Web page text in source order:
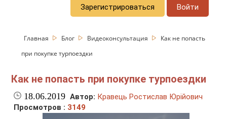
Зарегистрироваться Войти
Главная Блог Видеоконсультация
Как не попасть
при покупке турпоездки
Как не попасть при покупке турпоездки
18.06.2019 Автор: Кравець Ростислав Юрійович
Просмотров : 3149